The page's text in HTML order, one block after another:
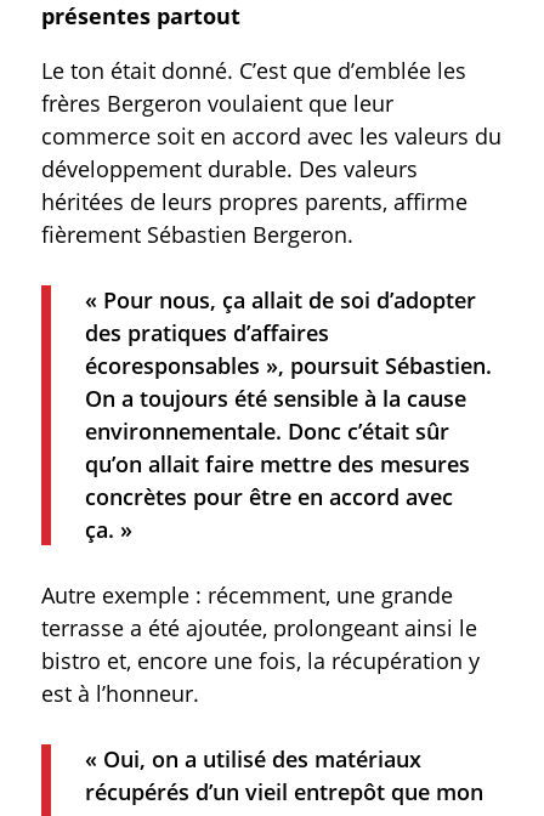
présentes partout
Le ton était donné. C’est que d’emblée les
frères Bergeron voulaient que leur
commerce soit en accord avec les valeurs du
développement durable. Des valeurs
héritées de leurs propres parents, affirme
fièrement Sébastien Bergeron.
« Pour nous, ça allait de soi d’adopter
des pratiques d’affaires
écoresponsables », poursuit Sébastien.
On a toujours été sensible à la cause
environnementale. Donc c’était sûr
qu’on allait faire mettre des mesures
concrètes pour être en accord avec
ça. »
Autre exemple : récemment, une grande
terrasse a été ajoutée, prolongeant ainsi le
bistro et, encore une fois, la récupération y
est à l’honneur.
« Oui, on a utilisé des matériaux
récupérés d’un vieil entrepôt que mon